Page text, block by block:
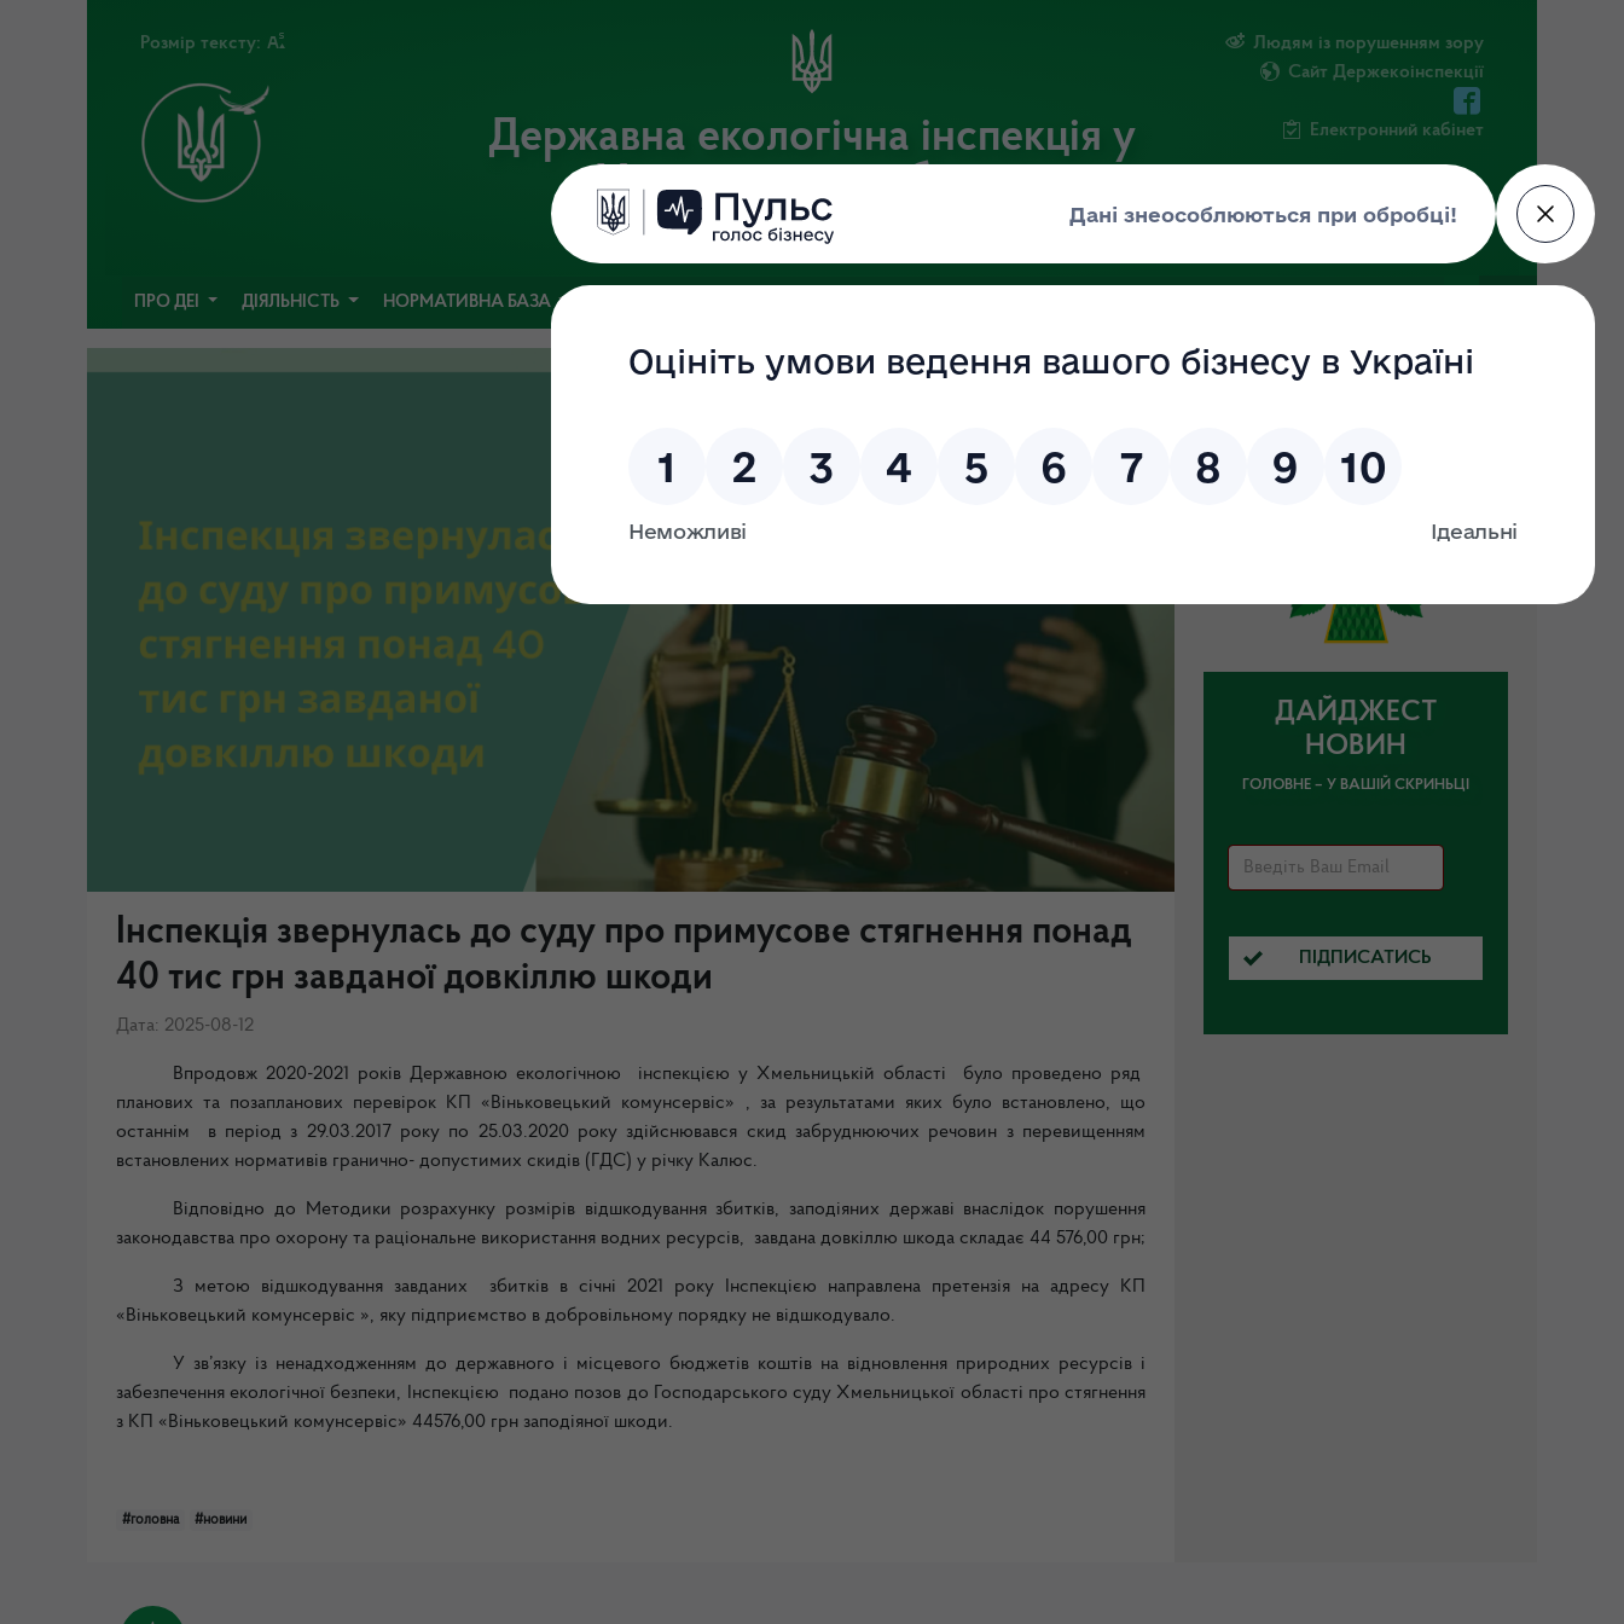
Розмір тексту:
Державна екологічна інспекція у
Хмельницькій області
Офіційний веб-портал
Людям із порушенням зору
Сайт Держекоінспекції
Електронний кабінет
ПРО ДЕІ ДІЯЛЬНІСТЬ НОРМАТИВНА БАЗА
Інспекція звернулась до суду про примусове стягнення понад
40 тис грн завданої довкіллю шкоди
Дата: 2025-08-12
Впродовж 2020-2021 років Державною екологічною інспекцією у Хмельницькій області було проведено ряд
планових та позапланових перевірок КП «Віньковецький комунсервіс» , за результатами яких було встановлено, що
останнім в період з 29.03.2017 року по 25.03.2020 року здійснювався скид забруднюючих речовин з перевищенням
встановлених нормативів гранично- допустимих скидів (ГДС) у річку Калюс.
Відповідно до Методики розрахунку розмірів відшкодування збитків, заподіяних державі внаслідок порушення
законодавства про охорону та раціональне використання водних ресурсів, завдана довкіллю шкода складає 44 576,00 грн;
З метою відшкодування завданих збитків в січні 2021 року Інспекцією направлена претензія на адресу КП
«Віньковецький комунсервіс », яку підприємство в добровільному порядку не відшкодувало.
У зв’язку із ненадходженням до державного і місцевого бюджетів коштів на відновлення природних ресурсів і
забезпечення екологічної безпеки, Інспекцією подано позов до Господарського суду Хмельницької області про стягнення
з КП «Віньковецький комунсервіс» 44576,00 грн заподіяної шкоди.
#головна #новини
ДАЙДЖЕСТ
НОВИН
ГОЛОВНЕ – У ВАШІЙ СКРИНЬЦІ
ПІДПИСАТИСЬ